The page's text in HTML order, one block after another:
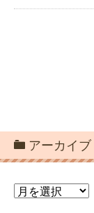
アーカイブ
ア